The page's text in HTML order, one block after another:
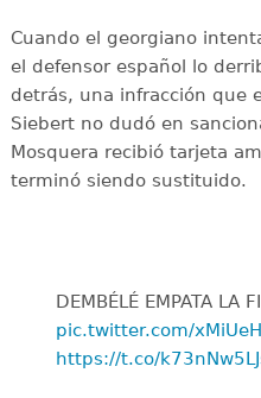
Cuando el georgiano
el defensor español lo
detrás, una infracción que
Siebert no dudó en
Mosquera recibió tarjeta
terminó siendo sustituido.
DEMBÉLÉ EMPATA LA
pic.twitter.com/
https://t.co/